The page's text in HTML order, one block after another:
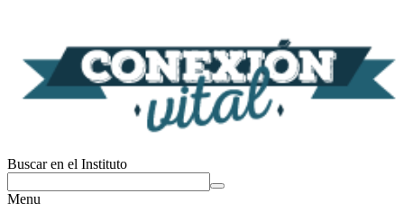
Buscar en el Instituto
Menu